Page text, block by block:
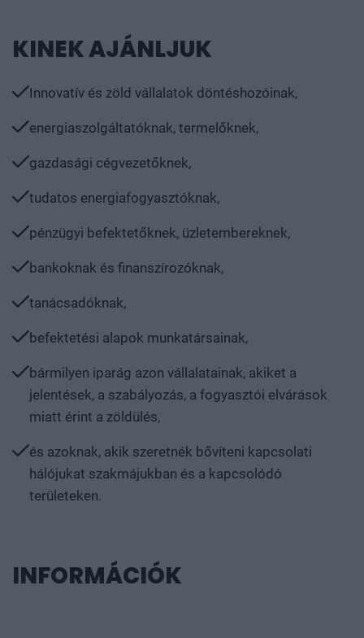
KINEK AJÁNLJUK
Innovatív és zöld vállalatok döntéshozóinak,
energiaszolgáltatóknak, termelőknek,
gazdasági cégvezetőknek,
tudatos energiafogyasztóknak,
pénzügyi befektetőknek, üzletembereknek,
bankoknak és finanszírozóknak,
tanácsadóknak,
befektetési alapok munkatársainak,
bármilyen iparág azon vállalatainak, akiket a
jelentések, a szabályozás, a fogyasztói elvárások
miatt érint a zöldülés,
és azoknak, akik szeretnék bővíteni kapcsolati
hálójukat szakmájukban és a kapcsolódó
területeken.
INFORMÁCIÓK